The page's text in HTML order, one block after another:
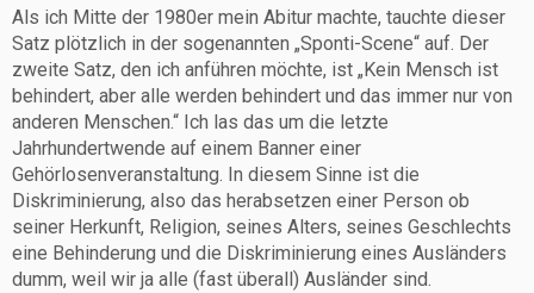
Als ich Mitte der 1980er mein Abitur machte, tauchte dieser
Satz plötzlich in der sogenannten „Sponti-Scene“ auf. Der
zweite Satz, den ich anführen möchte, ist „Kein Mensch ist
behindert, aber alle werden behindert und das immer nur von
anderen Menschen.“ Ich las das um die letzte
Jahrhundertwende auf einem Banner einer
Gehörlosenveranstaltung. In diesem Sinne ist die
Diskriminierung, also das herabsetzen einer Person ob
seiner Herkunft, Religion, seines Alters, seines Geschlechts
eine Behinderung und die Diskriminierung eines Ausländers
dumm, weil wir ja alle (fast überall) Ausländer sind.